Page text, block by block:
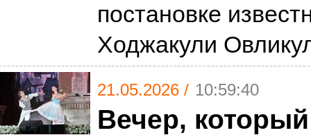
постановке
Ходжакули
21.05.2026 / 10:59:40
Вечер,